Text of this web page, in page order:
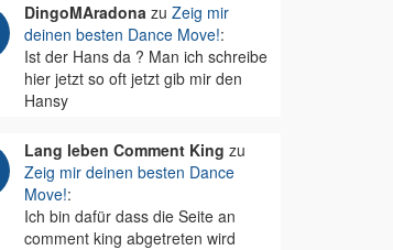
DingoMAradonazu Zeig mir
deinen besten Dance Move!:
Ist der Hans da ? Man ich schreibe
hier jetzt so oft jetzt gib mir den
Hansy
Lang leben Comment King zu
Zeig mir deinen besten Dance
Move!:
Ich bin dafür dass die Seite an
comment king abgetreten wird